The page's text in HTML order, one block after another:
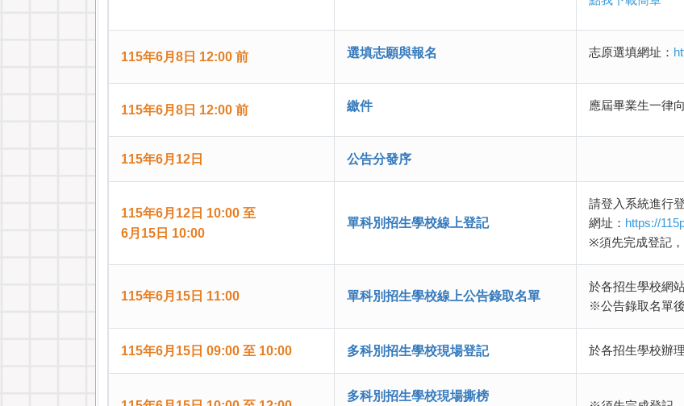
115年6月8日 12:00 前 選填志願與報名 志原選填網址：
115年6月8日 12:00 前 繳件 應屆畢業生一律
115年6月12日 公告分發序
115年6月12日 10:00 至
6月15日 10:00
單科別招生學校線上登記
請登入系統進行登
網址： https://
※須先完成登記，
115年6月15日 11:00 單科別招生學校線上公告錄取名單
於各招生學校網站
※公告錄取名單後
115年6月15日 09:00 至 10:00 多科別招生學校現場登記 於各招生學校辦理
多科別招生學校現場撕榜